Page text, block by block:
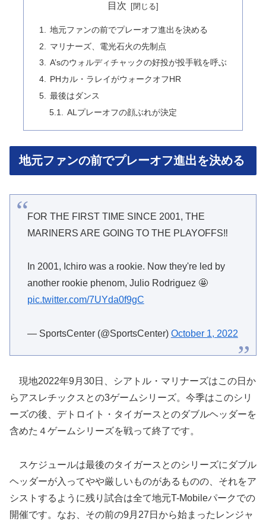
目次
地元ファンの前でプレーオフ進出を決める
マリナーズ、電光石火の先制点
A’sのウォルディチャックの好投が投手戦を呼ぶ
PHカル・ラレイがウォークオフHR
最後はダンス
ALプレーオフの顔ぶれが決定
地元ファンの前でプレーオフ進出を決める
FOR THE FIRST TIME SINCE 2001, THE
MARINERS ARE GOING TO THE PLAYOFFS‼️
In 2001, Ichiro was a rookie. Now they're led by
another rookie phenom, Julio Rodriguez 🤩
pic.twitter.com/7UYda0f9gC
— SportsCenter (@SportsCenter) October 1, 2022
現地2022年9月30日、シアトル・マリナーズはこの日か
らアスレチックスとの3ゲームシリーズ。今季はこのシリ
ーズの後、デトロイト・タイガースとのダブルヘッダーを
含めた４ゲームシリーズを戦って終了です。
スケジュールは最後のタイガースとのシリーズにダブル
ヘッダーが入ってやや厳しいものがあるものの、それをア
シストするように残り試合は全て地元T-Mobileパークでの
開催です。なお、その前の9月27日から始まったレンジャ